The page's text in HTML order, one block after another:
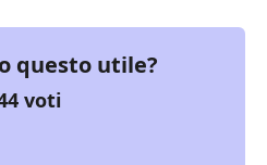
questo utile?
voti